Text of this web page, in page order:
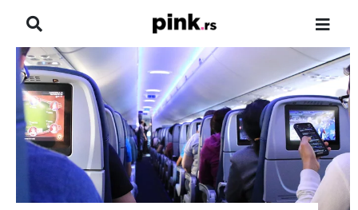
NASLOVNA
VESTI
ZADRUGA
SHOWBIZ